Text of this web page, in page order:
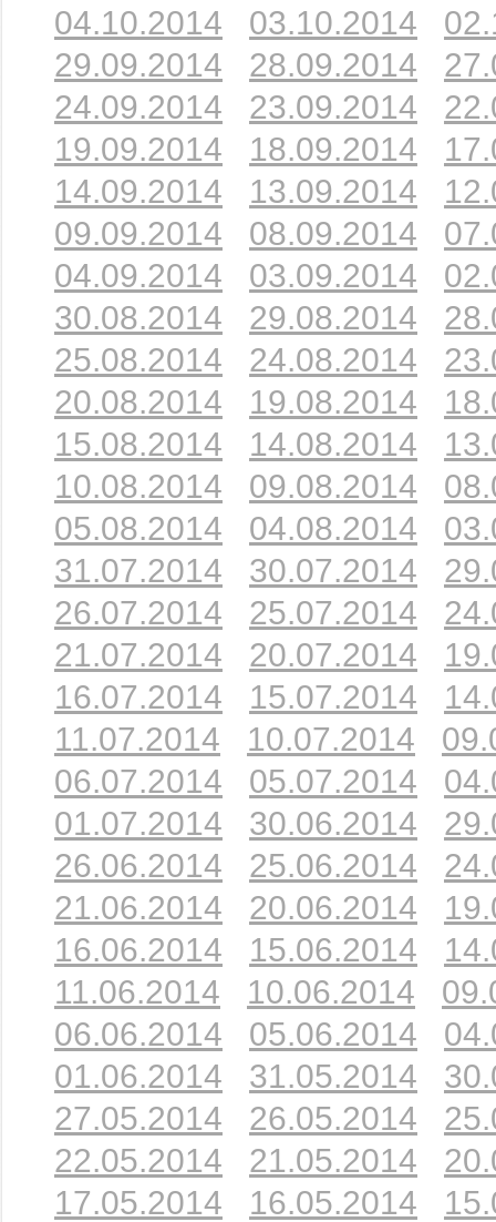
04.10.2014 03.10.2014
29.09.2014
28.09.2014
24.09.2014
23.09.2014
19.09.2014
18.09.2014
14.09.2014
13.09.2014
09.09.2014
08.09.2014
04.09.2014
03.09.2014
30.08.2014
29.08.2014
25.08.2014
24.08.2014
20.08.2014
19.08.2014
15.08.2014
14.08.2014
10.08.2014
09.08.2014
05.08.2014
04.08.2014
31.07.2014
30.07.2014
26.07.2014
25.07.2014
21.07.2014
20.07.2014
16.07.2014
15.07.2014
11.07.2014
10.07.2014
06.07.2014
05.07.2014
01.07.2014
30.06.2014
26.06.2014
25.06.2014
21.06.2014
20.06.2014
16.06.2014
15.06.2014
11.06.2014
10.06.2014
06.06.2014
05.06.2014
01.06.2014
31.05.2014
27.05.2014
26.05.2014
22.05.2014
21.05.2014
17.05.2014
16.05.2014